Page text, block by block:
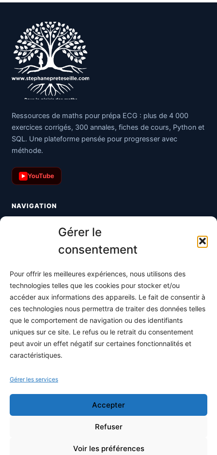
Gérer le
consentement
Pour offrir les meilleures expériences, nous utilisons des
technologies telles que les cookies pour stocker et/ou
accéder aux informations des appareils. Le fait de consentir à
ces technologies nous permettra de traiter des données telles
que le comportement de navigation ou des identifiants
uniques sur ce site. Le refus ou le retrait du consentement
peut avoir un effet négatif sur certaines fonctionnalités et
caractéristiques.
Gérer les services
Accepter
Refuser
Voir les préférences
Ressources de maths pour prépa ECG : plus de 4 000
exercices corrigés, 300 annales, fiches de cours, Python et
SQL. Une plateforme pensée pour progresser avec
méthode.
▶ YouTube
NAVIGATION
Toutes les maths
S'abonner
À propos
Contact / Support
Mes publications
INFORMATIONS LÉGALES
Conditions générales de vente